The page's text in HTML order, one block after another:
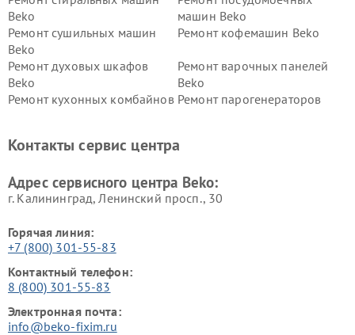
Beko
машин Beko
Ремонт сушильных машин
Beko
Ремонт кофемашин Beko
Ремонт духовых шкафов
Beko
Ремонт варочных панелей
Beko
Ремонт кухонных комбайнов Ремонт парогенераторов
Ремонт холодильников Beko Ремонт морозильных камер
Контакты сервис центра
Адрес сервисного центра Beko:
г. Калининград, Ленинский просп., 30
Горячая линия:
+7 (800) 301-55-83
Контактный телефон:
8 (800) 301-55-83
Электронная почта:
info@beko-fixim.ru